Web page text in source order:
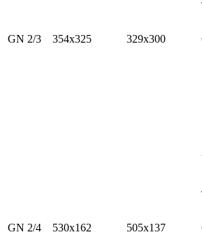
GN 2/3 354x325 329x300
GN 2/4 530х162 505х137